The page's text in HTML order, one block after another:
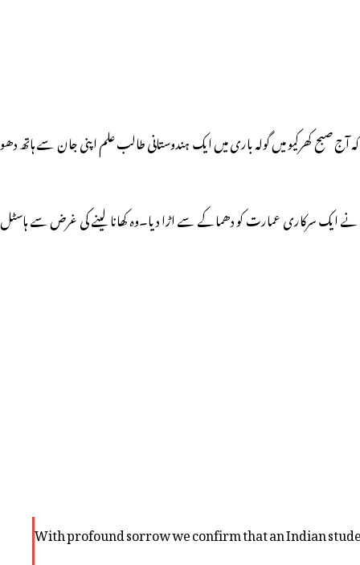
کھرکیو میں گولہ باری میں ایک ہندوستانی طالب علم اپنی جان سے ہاتھ دھو
سرکاری عمارت کو دھماکے سے اڑا دیا۔وہ کھانا لینے کی غرض سے ہاسٹل
With profound sorrow we confirm that an Indian